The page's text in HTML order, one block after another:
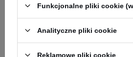
ISODRINX to wysokiej
spożycia napój izotoniczny
sportowcach oczekujących
nawodnienia. Produkt od
połączenie elektrolitów i
Zapytaj o
Funkcjonalne pliki cookie
Analityczne pliki cookie
Reklamowe pliki cookie